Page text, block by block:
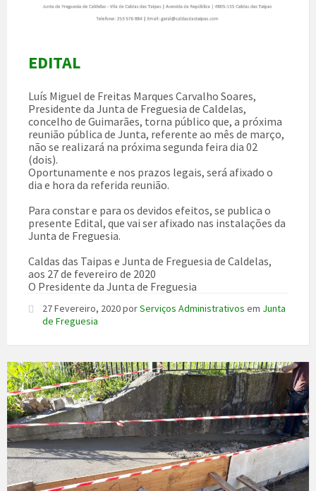
EDITAL
Luís Miguel de Freitas Marques Carvalho Soares,
Presidente da Junta de Freguesia de Caldelas,
concelho de Guimarães, torna público que, a próxima
reunião pública de Junta, referente ao mês de março,
não se realizará na próxima segunda feira dia 02
(dois).
Oportunamente e nos prazos legais, será afixado o
dia e hora da referida reunião.
Para constar e para os devidos efeitos, se publica o
presente Edital, que vai ser afixado nas instalações da
Junta de Freguesia.
Caldas das Taipas e Junta de Freguesia de Caldelas,
aos 27 de fevereiro de 2020
O Presidente da Junta de Freguesia
27 Fevereiro, 2020porServiços Administrativos em Junta
de Freguesia